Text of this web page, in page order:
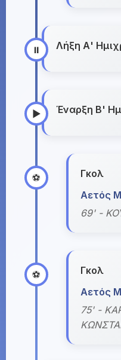
⏸️ Λήξη Α'
▶️ Έναρξη Β'
⚽ Γκολ
Αετός
69' -
⚽ Γκολ
Αετός
75' -